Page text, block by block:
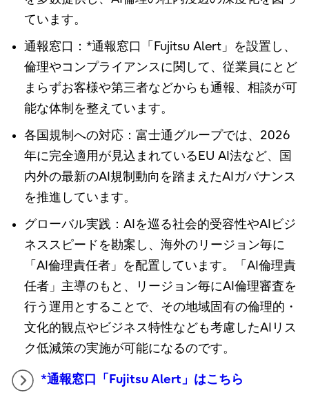
ています。
通報窓口：*通報窓口「Fujitsu Alert」を設置し、
倫理やコンプライアンスに関して、従業員にとど
まらずお客様や第三者などからも通報、相談が可
能な体制を整えています。
各国規制への対応：富士通グループでは、2026
年に完全適用が見込まれているEU AI法など、国
内外の最新のAI規制動向を踏まえたAIガバナンス
を推進しています。
グローバル実践：AIを巡る社会的受容性やAIビジ
ネススピードを勘案し、海外のリージョン毎に
「AI倫理責任者」を配置しています。「AI倫理責
任者」主導のもと、リージョン毎にAI倫理審査を
行う運用とすることで、その地域固有の倫理的・
文化的観点やビジネス特性なども考慮したAIリス
ク低減策の実施が可能になるのです。
*通報窓口「Fujitsu Alert」はこちら